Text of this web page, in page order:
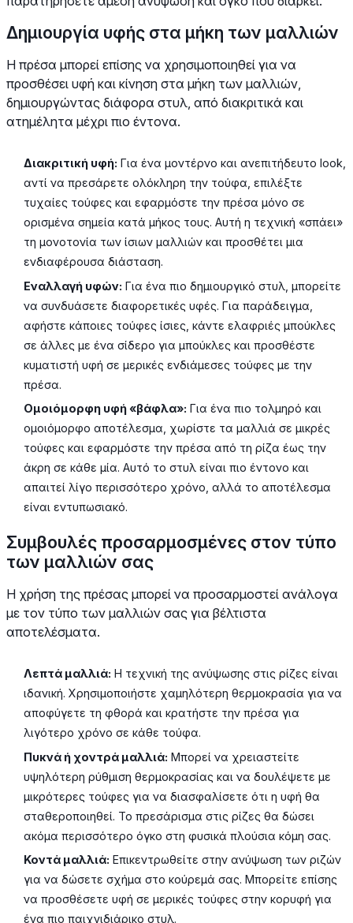
Δημιουργία υφής στα μήκη των μαλλιών
Η πρέσα μπορεί επίσης να χρησιμοποιηθεί για να
προσθέσει υφή και κίνηση στα μήκη των μαλλιών,
δημιουργώντας διάφορα στυλ, από διακριτικά και
ατημέλητα μέχρι πιο έντονα.
Διακριτική υφή: Για ένα μοντέρνο και ανεπιτήδευτο look,
αντί να πρεσάρετε ολόκληρη την τούφα, επιλέξτε
τυχαίες τούφες και εφαρμόστε την πρέσα μόνο σε
ορισμένα σημεία κατά μήκος τους. Αυτή η τεχνική «σπάει»
τη μονοτονία των ίσιων μαλλιών και προσθέτει μια
ενδιαφέρουσα διάσταση.
Εναλλαγή υφών: Για ένα πιο δημιουργικό στυλ, μπορείτε
να συνδυάσετε διαφορετικές υφές. Για παράδειγμα,
αφήστε κάποιες τούφες ίσιες, κάντε ελαφριές μπούκλες
σε άλλες με ένα σίδερο για μπούκλες και προσθέστε
κυματιστή υφή σε μερικές ενδιάμεσες τούφες με την
πρέσα.
Ομοιόμορφη υφή «βάφλα»: Για ένα πιο τολμηρό και
ομοιόμορφο αποτέλεσμα, χωρίστε τα μαλλιά σε μικρές
τούφες και εφαρμόστε την πρέσα από τη ρίζα έως την
άκρη σε κάθε μία. Αυτό το στυλ είναι πιο έντονο και
απαιτεί λίγο περισσότερο χρόνο, αλλά το αποτέλεσμα
είναι εντυπωσιακό.
Συμβουλές προσαρμοσμένες στον τύπο
των μαλλιών σας
Η χρήση της πρέσας μπορεί να προσαρμοστεί ανάλογα
με τον τύπο των μαλλιών σας για βέλτιστα
αποτελέσματα.
Λεπτά μαλλιά: Η τεχνική της ανύψωσης στις ρίζες είναι
ιδανική. Χρησιμοποιήστε χαμηλότερη θερμοκρασία για να
αποφύγετε τη φθορά και κρατήστε την πρέσα για
λιγότερο χρόνο σε κάθε τούφα.
Πυκνά ή χοντρά μαλλιά: Μπορεί να χρειαστείτε
υψηλότερη ρύθμιση θερμοκρασίας και να δουλέψετε με
μικρότερες τούφες για να διασφαλίσετε ότι η υφή θα
σταθεροποιηθεί. Το πρεσάρισμα στις ρίζες θα δώσει
ακόμα περισσότερο όγκο στη φυσικά πλούσια κόμη σας.
Κοντά μαλλιά: Επικεντρωθείτε στην ανύψωση των ριζών
για να δώσετε σχήμα στο κούρεμά σας. Μπορείτε επίσης
να προσθέσετε υφή σε μερικές τούφες στην κορυφή για
ένα πιο παιχνιδιάρικο στυλ.